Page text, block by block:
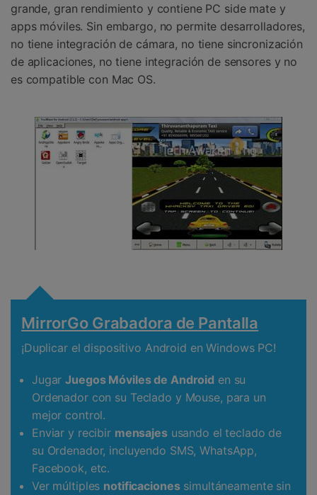
grande, gran rendimiento y contiene PC side mate y
apps móviles. Sin embargo, no permite desarrolladores,
no tiene integración de cámara, no tiene sincronización
de aplicaciones, no tiene integración de sensores y no
es compatible con Mac OS.
MirrorGo Grabadora de Pantalla
¡Duplicar el dispositivo Android en Windows PC!
JugarJuegos Móviles de Android en su
Ordenador con su Teclado y Mouse, para un
mejor control.
Enviar y recibir mensajesusando el teclado de
su Ordenador, incluyendo SMS, WhatsApp,
Facebook, etc.
Ver múltiples notificacionessimultáneamente sin